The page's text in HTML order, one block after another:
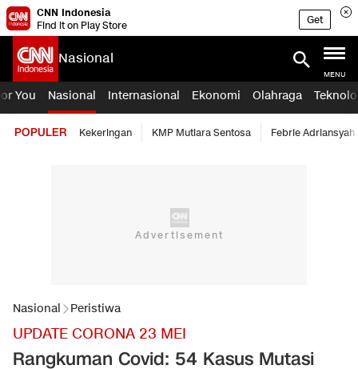
CNN Indonesia
Find it on Play Store
Get
Nasional
MENU
You Nasional Internasional Ekonomi Olahraga
POPULER Kekeringan KMP Mutiara Sentosa Febrie Adriansyah
Nasional Peristiwa
UPDATE CORONA 23 MEI
Rangkuman Covid: 54 Kasus Mutasi